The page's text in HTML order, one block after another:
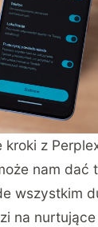
kroki z
nam dać
wszystkim
na